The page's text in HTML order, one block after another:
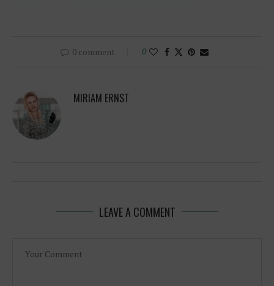
0 comment 0
MIRIAM ERNST
LEAVE A COMMENT